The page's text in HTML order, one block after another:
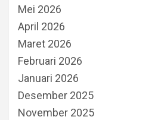
Mei 2026
April 2026
Maret 2026
Februari 2026
Januari 2026
Desember 2025
November 2025